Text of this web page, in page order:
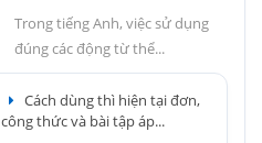
Trong tiếng Anh, việc sử dụng
đúng các động từ thể...
Cách dùng thì hiện tại đơn,
công thức và bài tập áp...